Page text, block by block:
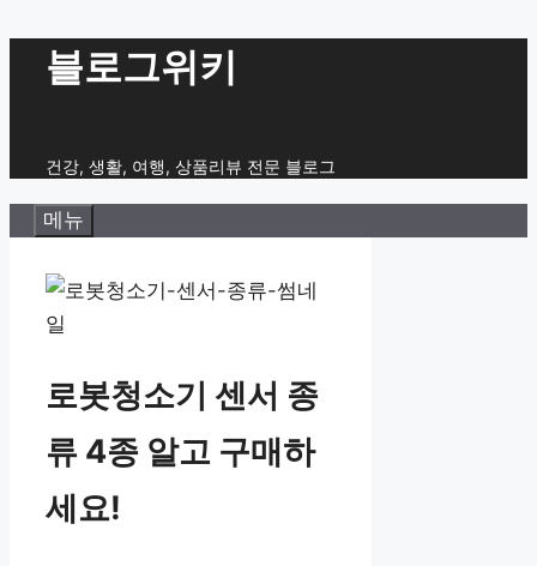
블로그위키
건강, 생활, 여행, 상품리뷰 전문 블로그
메뉴
로봇청소기 센서 종
류 4종 알고 구매하
세요!